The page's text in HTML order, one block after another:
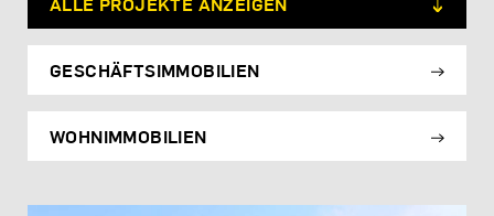
GESCHÄFTSIMMOBILIEN
WOHNIMMOBILIEN